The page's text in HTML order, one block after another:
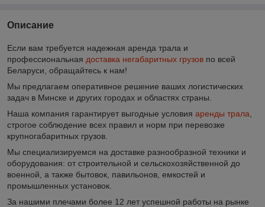
Описание
Если вам требуется надежная аренда трала и
профессиональная доставка негабаритных грузов по всей
Беларуси, обращайтесь к нам!
Мы предлагаем оперативное решение ваших логистических
задач в Минске и других городах и областях страны.
Наша компания гарантирует выгодные условия аренды трала
строгое соблюдение всех правил и норм при перевозке
крупногабаритных грузов.
Мы специализируемся на доставке разнообразной техники и
оборудования: от строительной и сельскохозяйственной до
военной, а также бытовок, павильонов, емкостей и
промышленных установок.
За нашими плечами более 12 лет успешной работы на рынке